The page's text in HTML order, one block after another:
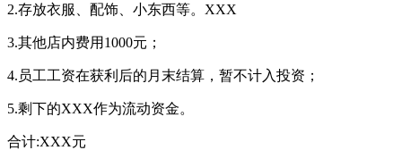
2.存放衣服、配饰、小东西等。XXX
3.其他店内费用1000元；
4.员工工资在获利后的月末结算，暂不计入投资；
5.剩下的XXX作为流动资金。
合计:XXX元